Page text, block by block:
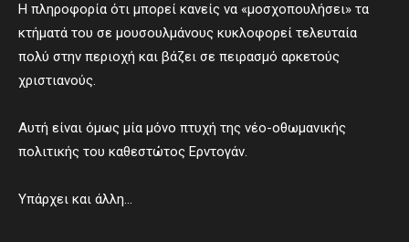
Η πληροφορία ότι μπορεί κανείς να «μοσχοπουλήσει» τα
κτήματά του σε μουσουλμάνους κυκλοφορεί τελευταία
πολύ στην περιοχή και βάζει σε πειρασμό αρκετούς
χριστιανούς.
Αυτή είναι όμως μία μόνο πτυχή της νέο-οθωμανικής
πολιτικής του καθεστώτος Ερντογάν.
Υπάρχει και άλλη…